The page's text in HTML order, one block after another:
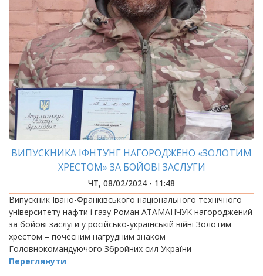
ВИПУСКНИКА ІФНТУНГ НАГОРОДЖЕНО «ЗОЛОТИМ
ХРЕСТОМ» ЗА БОЙОВІ ЗАСЛУГИ
ЧТ, 08/02/2024 - 11:48
Випускник Івано-Франківського національного технічного
університету нафти і газу Роман АТАМАНЧУК нагороджений
за бойові заслуги у російсько-українській війні Золотим
хрестом – почесним нагрудним знаком
Головнокомандуючого Збройних сил України
Переглянути